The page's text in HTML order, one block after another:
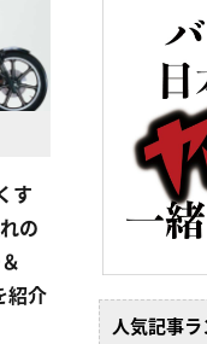
す
の
紹介
人気記事